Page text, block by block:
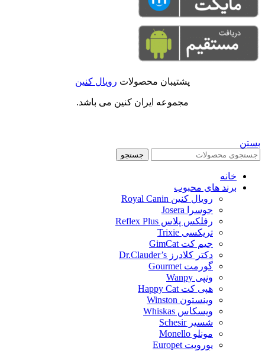
پشتیبان محصولات رویال کنین
مجموعه ایران کنین می باشد.
بستن
جستجو
خانه
برند های محبوب
رویال کنین Royal Canin
جوسرا Josera
رفلکس پلاس Reflex Plus
تریکسی Trixie
جیم کت GimCat
دکتر کلادرز Dr.Clauder’s
گورمت Gourmet
ونپی Wanpy
هپی کت Happy Cat
وینستون Winston
ویسکاس Whiskas
شسیر Schesir
مونلو Monello
یوروپت Europet